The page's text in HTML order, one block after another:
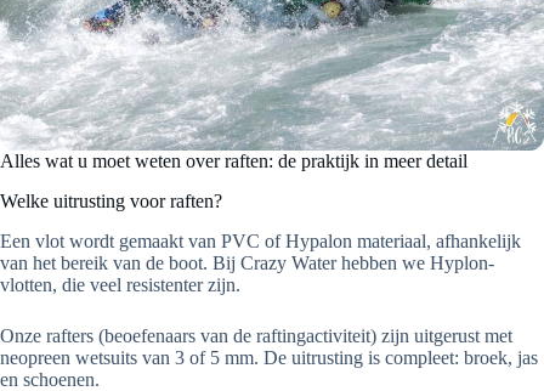
Alles wat u moet weten over raften: de praktijk in meer detail
Welke uitrusting voor raften?
Een vlot wordt gemaakt van PVC of Hypalon materiaal, afhankelijk
van het bereik van de boot. Bij Crazy Water hebben we Hyplon-
vlotten, die veel resistenter zijn.
Onze rafters (beoefenaars van de raftingactiviteit) zijn uitgerust met
neopreen wetsuits van 3 of 5 mm. De uitrusting is compleet: broek, jas
en schoenen.